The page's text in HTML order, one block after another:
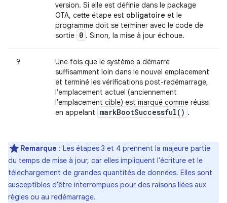
version. Si elle est définie dans le package
OTA, cette étape est obligatoire et le
programme doit se terminer avec le code de
sortie 0 . Sinon, la mise à jour échoue.
9
Une fois que le système a démarré
suffisamment loin dans le nouvel emplacement
et terminé les vérifications post-redémarrage,
l'emplacement actuel (anciennement
l'emplacement cible) est marqué comme réussi
en appelant
markBootSuccessful( ) .
Remarque : Les étapes 3 et 4 prennent la majeure partie
du temps de mise à jour, car elles impliquent l'écriture et le
téléchargement de grandes quantités de données. Elles sont
susceptibles d'être interrompues pour des raisons liées aux
règles ou au redémarrage.